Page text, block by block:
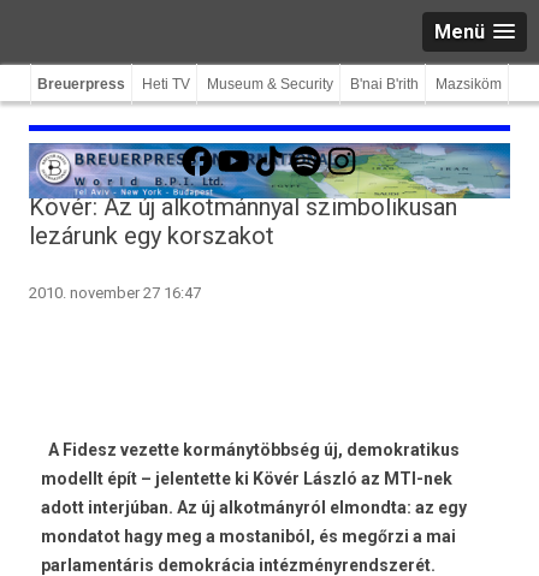
Menü
Breuerpress Heti TV Museum & Security B'nai B'rith Mazsiköm
Facebook
YouTube
TikTokSpotifyInstagram
Kövér: Az új alkotmánnyal szimbolikusan
lezárunk egy korszakot
2010. november 27 16:47
A Fidesz vezette kormánytöbbség új, demokratikus
modellt épít – jelentette ki Kövér László az MTI-nek
adott interjúban. Az új alkotmányról elmondta: az egy
mondatot hagy meg a mostaniból, és megőrzi a mai
parlamentáris demokrácia intézményrendszerét.